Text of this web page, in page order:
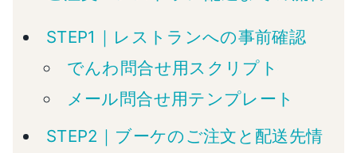
STEP1｜レストランへの事前確認
でんわ問合せ用スクリプト
メール問合せ用テンプレート
STEP2｜ブーケのご注文と配送先情